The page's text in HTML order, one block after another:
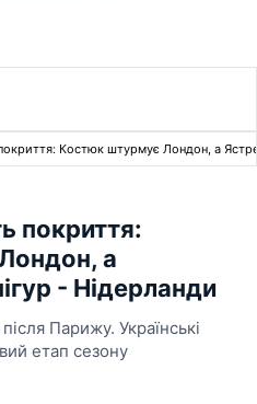
Костюк штурмує Лондон, а
покриття:
а
- Нідерланди
Парижу. Українські
етап сезону